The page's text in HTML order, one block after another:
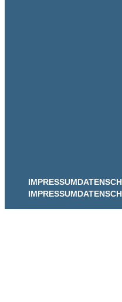
IMPRESSUM
IMPRESSUM